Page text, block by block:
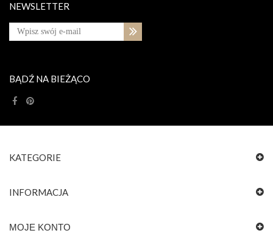
NEWSLETTER
BĄDŹ NA BIEŻĄCO
KATEGORIE
INFORMACJA
MOJE KONTO